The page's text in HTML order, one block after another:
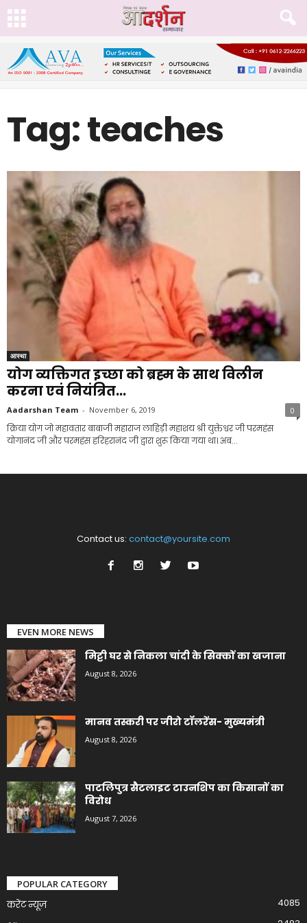
Tag: teaches
आस्था
योग व्यक्तिगत इच्छा को ब्रह्म के साथ विलीन
करना एवं नियंत्रित...
Aadarshan Team - November 6, 2019 0
क्रिया योग जो महावतार बाबाजी महाराज लाहिड़ी महाशय श्री युक्तेश्वर जी परमहंस
योगानंद जी और परमहंस हरिहरानंद जी द्वारा शुरू किया गया था। अब...
Contact us: contact@yoursite.com
EVEN MORE NEWS
मिट्टी घर से निकला चांदी के सिक्कों का खजाना
August 8, 2026
मानव तस्करी पर जीरो टॉलरेंस- मुख्यमंत्री
August 8, 2026
पाटलिपुत्र सैटलाइट टाउनशिप का किसानों का
विरोध
August 7, 2026
POPULAR CATEGORY
करेंट न्यूज़
4085